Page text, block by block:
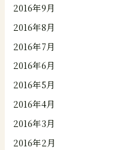
2016年9月
2016年8月
2016年7月
2016年6月
2016年5月
2016年4月
2016年3月
2016年2月